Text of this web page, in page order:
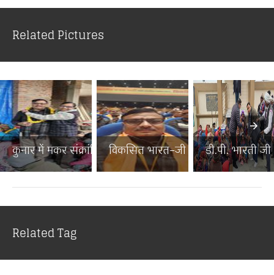
Related Pictures
कुनार में मकर संक्रांति पर...विकसित भारत–जी राम जी जनज...
डी.पी. भारती
Related Tag